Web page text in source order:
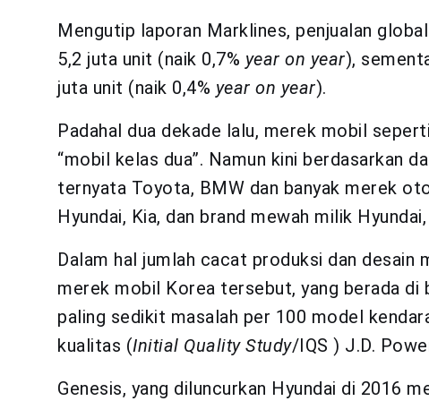
Mengutip laporan Marklines, penjualan
5,2 juta unit (naik 0,7% year on year),
juta unit (naik 0,4% year on year).
Padahal dua dekade lalu, merek mobil
“mobil kelas dua”. Namun kini berdasarkan
ternyata Toyota, BMW dan banyak merek
Hyundai, Kia, dan brand mewah milik
Dalam hal jumlah cacat produksi dan desain
merek mobil Korea tersebut, yang berada di
paling sedikit masalah per 100 model
kualitas (Initial Quality Study/IQS ) J.D.
Genesis, yang diluncurkan Hyundai di 2016